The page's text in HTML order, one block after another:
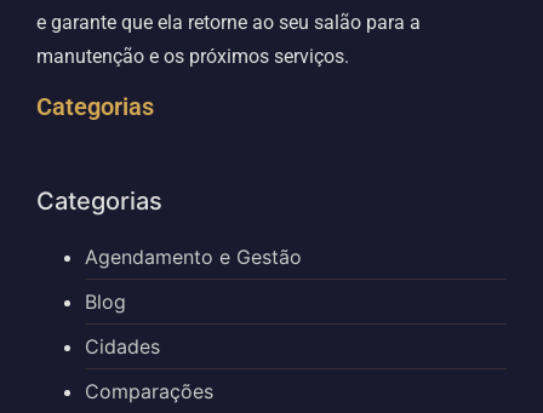
e garante que ela retorne ao seu salão para a
manutenção e os próximos serviços.
Categorias
Categorias
Agendamento e Gestão
Blog
Cidades
Comparações